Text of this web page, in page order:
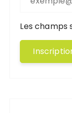
Les champs